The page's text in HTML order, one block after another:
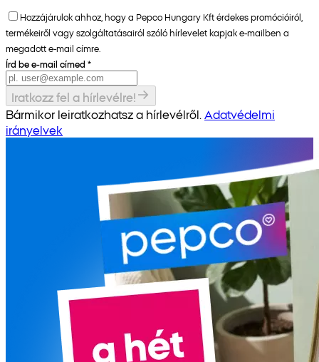
Hozzájárulok ahhoz, hogy a Pepco Hungary Kft érdekes promócióiról,
termékeiről vagy szolgáltatásairól szóló hírlevelet kapjak e-mailben a
megadott e-mail címre.
Írd be e-mail címed *
Iratkozz fel a hírlevélre!
Bármikor leiratkozhatsz a hírlevélről. Adatvédelmi
irányelvek